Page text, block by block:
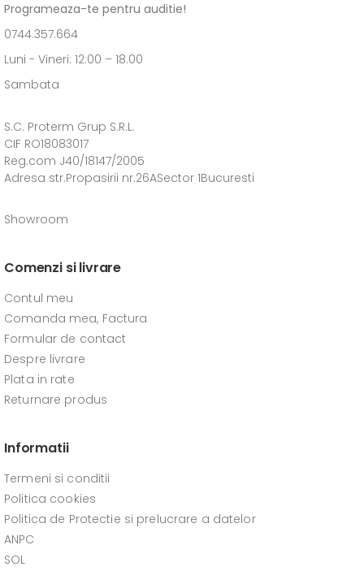
Programeaza-te pentru auditie!
0744.357.664
Luni - Vineri: 12:00 – 18.00
Sambata
S.C. Proterm Grup S.R.L.
CIF RO18083017
Reg.com J40/18147/2005
Adresa str.Propasirii nr.26ASector 1Bucuresti
Showroom
Comenzi si livrare
Contul meu
Comanda mea, Factura
Formular de contact
Despre livrare
Plata in rate
Returnare produs
Informatii
Termeni si conditii
Politica cookies
Politica de Protectie si prelucrare a datelor
ANPC
SOL